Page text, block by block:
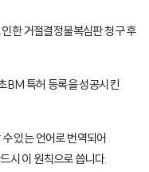
한 거절결정불복심판 청구 후
BM 특허 등록을 성공시킨
있는 언어로 번역되어
시 이 원칙으로 씁니다.